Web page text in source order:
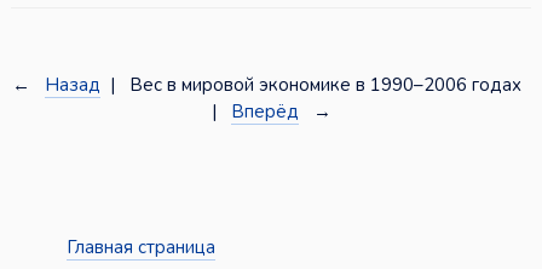
← Назад | Вес в мировой экономике в 1990–2006 годах
| Вперёд →
Главная страница